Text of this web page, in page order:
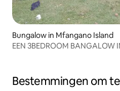
Bungalow in Mfangano Island
EEN 3BEDROOM BANGALOW
Bestemmingen om